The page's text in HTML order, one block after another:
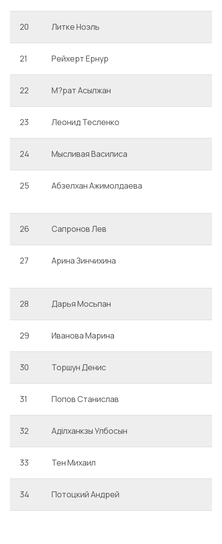
20 Литке Ноэль
21 Рейхерт Ернур
22 М?рат Асылжан
23 Леонид Тесленко
24 Мысливая Василиса
25 Абзелхан Ажимолдаева
26 Сапронов Лев
27 Арина Зинчихина
28 Дарья Мосьпан
29 Иванова Марина
30 Торшун Денис
31 Попов Станислав
32 Аділханкзы Улбосын
33 Тен Михаил
34 Потоцкий Андрей